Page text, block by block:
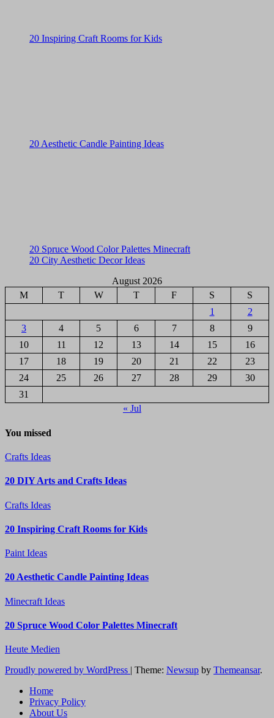
20 Inspiring Craft Rooms for Kids
20 Aesthetic Candle Painting Ideas
20 Spruce Wood Color Palettes Minecraft
20 City Aesthetic Decor Ideas
August 2026
M
T W T F S
S
1
2
3
4 5 6 7 8
9
10
11 12 13 14 15
16
17
18 19 20 21 22
23
24
25 26 27 28 29
30
31
« Jul
You missed
Crafts Ideas
20 DIY Arts and Crafts Ideas
Crafts Ideas
20 Inspiring Craft Rooms for Kids
Paint Ideas
20 Aesthetic Candle Painting Ideas
Minecraft Ideas
20 Spruce Wood Color Palettes Minecraft
Heute Medien
Proudly powered by WordPress | Theme: Newsup by Themeansar.
Home
Privacy Policy
About Us